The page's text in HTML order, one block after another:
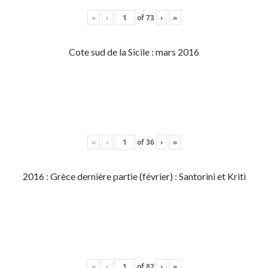
« ‹ of73 › »
Cote sud de la Sicile : mars 2016
« ‹ of36 › »
2016 : Grèce dernière partie (février) : Santorini et Kriti